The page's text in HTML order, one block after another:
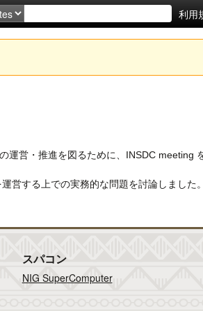
利用
運営・推進を図るために、INSDC meeting
営する上での実務的な問題を討論しました。
スパコン
NIG SuperComputer